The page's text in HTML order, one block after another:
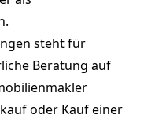
steht für
Beratung auf
oder Kauf einer